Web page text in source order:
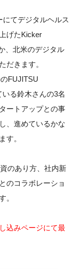
てデジタルヘルス
げたKicker
、北米のデジタル
だきます。
FUJITSU
る鈴木さんの3名
ートアップとの事
、進めているかな
す。
のあり方、社内新
のコラボレーショ
。
込みページにて最